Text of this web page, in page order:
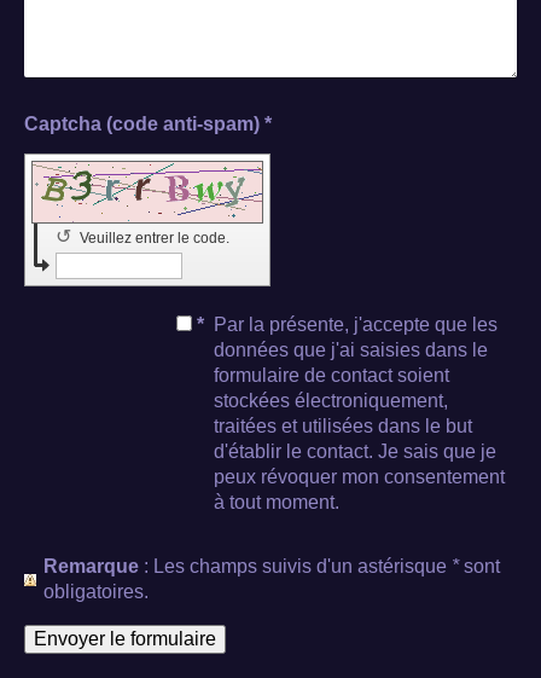
Captcha (code anti-spam) *
Veuillez entrer le code.
↺
* Par la présente, j'accepte que les
données que j'ai saisies dans le
formulaire de contact soient
stockées électroniquement,
traitées et utilisées dans le but
d'établir le contact. Je sais que je
peux révoquer mon consentement
à tout moment.
Remarque : Les champs suivis d'un astérisque *sont
obligatoires.